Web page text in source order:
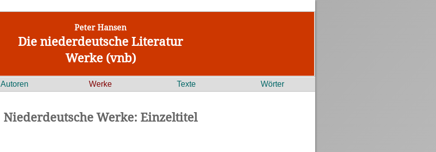
Peter Hansen
Die niederdeutsche Literatur
Werke (vnb)
Autoren Werke Texte Wörter
Niederdeutsche Werke: Einzeltitel